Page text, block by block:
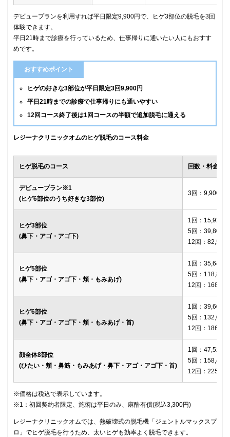
デビュープランを利用すれば平日限定9,900円で、ヒゲ3部位の脱毛を3回
体験できます。
平日21時まで診療を行っているため、仕事帰りに通いたい人にもおすす
めです。
おすすめポイント
ヒゲの好きな3部位が平日限定3回9,900円
平日21時までの診療で仕事帰りにも通いやすい
12回コース終了後は1回コースの半額で追加脱毛に通える
レジーナクリニックオムのヒゲ脱毛のコース料金
ヒゲ脱毛のコース 回数・料金
デビュープラン※1
(ヒゲ6部位のうち好きな3部位)
3回：9,900円
ヒゲ3部位
(鼻下・アゴ・アゴ下)
1回：15,920円
5回：39,800円
12回：82,560
ヒゲ5部位
(鼻下・アゴ・アゴ下・頬・もみあげ)
1回：35,640円
5回：118,800
12回：
ヒゲ6部位
(鼻下・アゴ・アゴ下・頬・もみあげ・首)
1回：39,600円
5回：132,000
12回：
顔全体8部位
(ひたい・頬・鼻筋・もみあげ・鼻下・アゴ・アゴ下・首)
1回：47,520円
5回：158,400
12回：
※価格は税込で表示しています。
※1：初回契約者限定、施術は平日のみ、麻酔有償(税込3,300円)
レジーナクリニックオムでは、熱破壊式の脱毛機「ジェントルマックスプ
ロ」でヒゲ脱毛を行うため、太いヒゲも効率よく脱毛できます。